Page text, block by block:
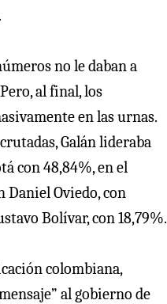
no le daban a
al final, los
en las urnas.
Galán lideraba
con 48,84%, en el
Daniel Oviedo, con
Bolívar, con 18,79%.
colombiana,
al gobierno de